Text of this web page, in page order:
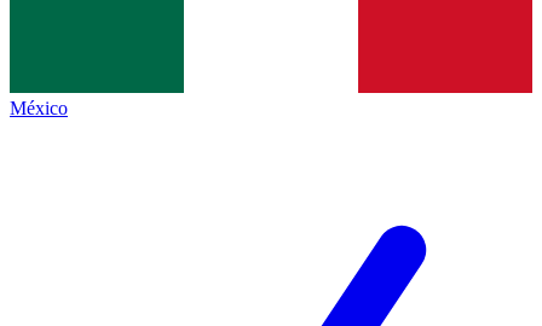
México